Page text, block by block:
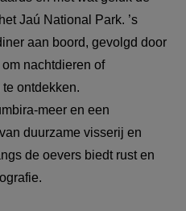
Jaú National Park. ’s
aan boord, gevolgd door
nachtdieren of
ontdekken.
meer en een
duurzame visserij en
de oevers biedt rust en